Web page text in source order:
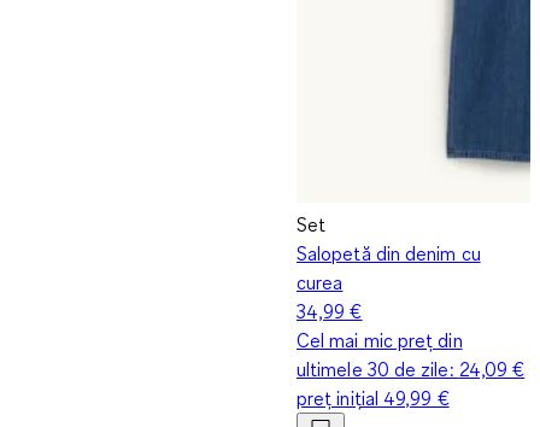
Set
Salopetă din denim cu
curea
34,99 €
Cel mai mic preț din
ultimele 30 de zile: 24,09 €
preț inițial 49,99 €